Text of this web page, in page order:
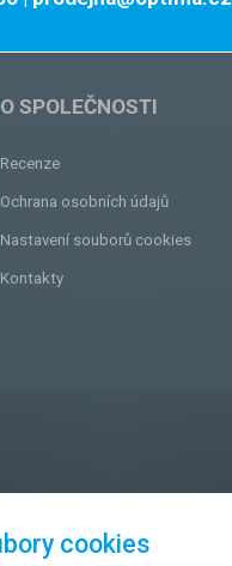
O SPOLEČNOSTI
Recenze
Ochrana osobních údajů
Nastavení souborů cookies
Kontakty
cookies